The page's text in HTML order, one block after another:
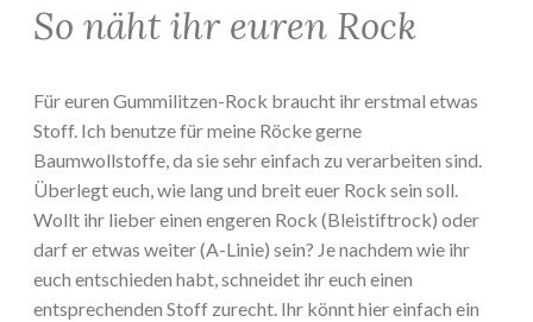
So näht ihr euren Rock
Für euren Gummilitzen-Rock braucht ihr erstmal etwas
Stoff. Ich benutze für meine Röcke gerne
Baumwollstoffe, da sie sehr einfach zu verarbeiten sind.
Überlegt euch, wie lang und breit euer Rock sein soll.
Wollt ihr lieber einen engeren Rock (Bleistiftrock) oder
darf er etwas weiter (A-Linie) sein? Je nachdem wie ihr
euch entschieden habt, schneidet ihr euch einen
entsprechenden Stoff zurecht. Ihr könnt hier einfach ein